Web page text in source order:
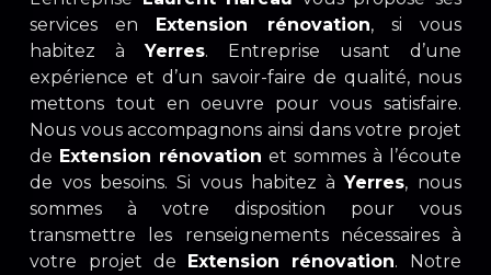
services en Extension rénovation, si vous
habitez àYerres. Entreprise usant d’une
expérience et d’un savoir-faire de qualité, nous
mettons tout en oeuvre pour vous satisfaire.
Nous vous accompagnons ainsi dans votre projet
de Extension rénovation et sommes à l’écoute
de vos besoins. Si vous habitez àYerres, nous
sommes à votre disposition pour vous
transmettre les renseignements nécessaires à
votre projet de Extension rénovation. Notre